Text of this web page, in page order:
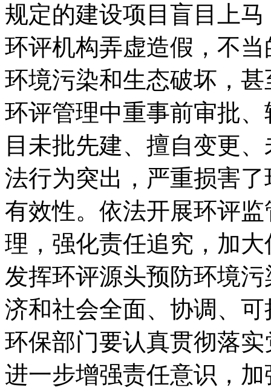
规定的建设项目盲目上
环评机构弄虚造假，不
环境污染和生态破坏，
环评管理中重事前审批
目未批先建、擅自变更
法行为突出，严重损害
有效性。依法开展环评
理，强化责任追究，加
发挥环评源头预防环境
济和社会全面、协调、
环保部门要认真贯彻落
进一步增强责任意识，